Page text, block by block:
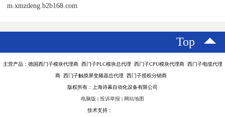
m.xmzdeng.b2b168.com
Top
主营产品：德国西门子模块代理商 西门子PLC模块总代理 西门子CPU模块代理商 西门子电缆代理
商 西门子触摸屏变频器总代理 西门子授权分销商
版权所有：上海诗幕自动化设备有限公司
电脑版 | 投诉举报 | 网站地图
技术支持：